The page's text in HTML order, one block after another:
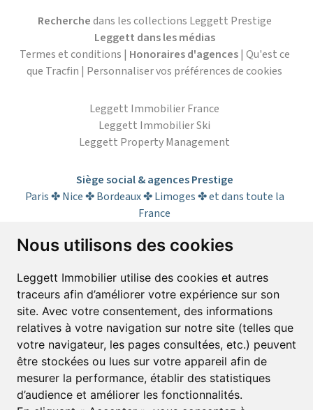
Nous utilisons des cookies
Leggett Immobilier utilise des cookies et autres
traceurs afin d’améliorer votre expérience sur son
site. Avec votre consentement, des informations
relatives à votre navigation sur notre site (telles que
votre navigateur, les pages consultées, etc.) peuvent
être stockées ou lues sur votre appareil afin de
mesurer la performance, établir des statistiques
d’audience et améliorer les fonctionnalités.
Recherchedans les collections Leggett Prestige
Leggett dans les médias
Termes et conditions | Honoraires d'agences| Qu'est ce
que Tracfin | Personnaliser vos préférences de cookies
Leggett Immobilier France
Leggett Immobilier Ski
Leggett Property Management
Siège social & agences Prestige
Paris ✤ Nice ✤ Bordeaux ✤ Limoges ✤ et dans toute la
France
S’abonner à la lettre d’informations
Prénom* Nom*
E-mail*
J’accepte de recevoir alertes et lettres d’informations